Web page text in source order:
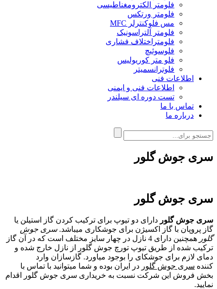
فلومتر الکترومغناطیسی
فلومتر ورتکس
مس فلوکنترلر MFC
فلومتر آلتراسونیک
فلومتراختلاف فشاری
فلوسوئیچ
فلو متر کوریولیس
فلوترانسمیتر
اطلاعات فنی
اطلاعات فنی و ایمنی
تست دوره ای سیلندر
تماس با ما
درباره ما
سری جوش گلور
سری جوش گلور
سری جوش گلور دارای دو تیوپ برای ترکیب کردن گاز استیلن یا
گاز پروپان با گاز اکسیژن برای جوشکاری میباشد.سری جوش
گلور
همچنین دارای 4 نازل در چهار سایز مختلف است که در آن گاز
ترکیب شده از طریق تیوپ تورچ جوش گلور از نازل خارج شده و
دمای لازم برای جوشکای را بوجود میاورد. گازسازان وارد
کننده سری جوش گلور در ایران بوده و شما میتوانید با تماس با
بخش فروش این شرکت نسبت به خریداری سری جوش گلور اقدام
نمایید.